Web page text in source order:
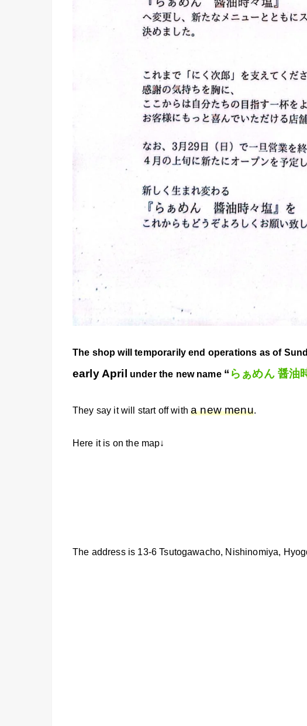
The shop will temporarily end operations as of
early April under the new name “ らぁめん 醤油
They say it will start off witha new menu.
Here it is on the map↓
The address is 13-6 Tsutogawacho, Nishinomiya,